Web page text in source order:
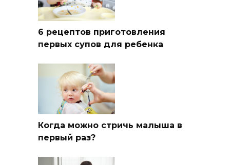
6 рецептов приготовления
первых супов для ребенка
Когда можно стричь малыша в
первый раз?